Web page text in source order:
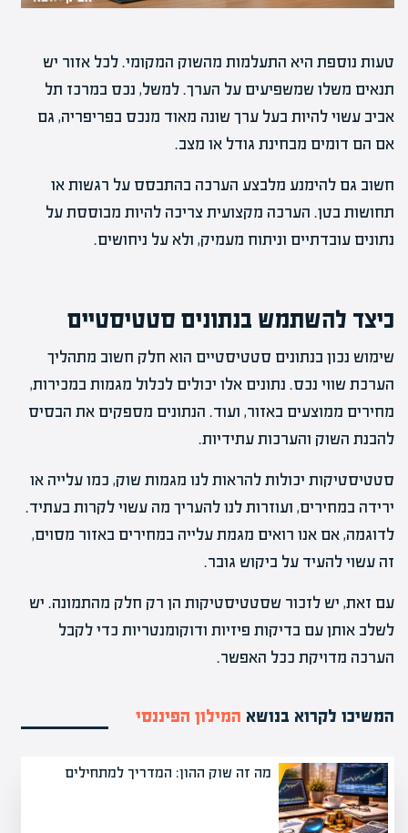
טעות נוספת היא התעלמות מהשוק המקומי. לכל אזור יש
תנאים משלו שמשפיעים על הערך. למשל, נכס במרכז תל
אביב עשוי להיות בעל ערך שונה מאוד מנכס בפריפריה, גם
אם הם דומים מבחינת גודל או מצב.
חשוב גם להימנע מלבצע הערכה בהתבסס על רגשות או
תחושות בטן. הערכה מקצועית צריכה להיות מבוססת על
נתונים עובדתיים וניתוח מעמיק, ולא על ניחושים.
כיצד להשתמש בנתונים סטטיסטיים
שימוש נכון בנתונים סטטיסטיים הוא חלק חשוב מתהליך
הערכת שווי נכס. נתונים אלו יכולים לכלול מגמות במכירות,
מחירים ממוצעים באזור, ועוד. הנתונים מספקים את הבסיס
להבנת השוק והערכות עתידיות.
סטטיסטיקות יכולות להראות לנו מגמות שוק, כמו עלייה או
ירידה במחירים, ועוזרות לנו להעריך מה עשוי לקרות בעתיד.
לדוגמה, אם אנו רואים מגמת עלייה במחירים באזור מסוים,
זה עשוי להעיד על ביקוש גובר.
עם זאת, יש לזכור שסטטיסטיקות הן רק חלק מהתמונה. יש
לשלב אותן עם בדיקות פיזיות ודוקומנטריות כדי לקבל
הערכה מדויקת ככל האפשר.
המשיכו לקרוא בנושא המילון הפיננסי
מה זה שוק ההון: המדריך למתחילים